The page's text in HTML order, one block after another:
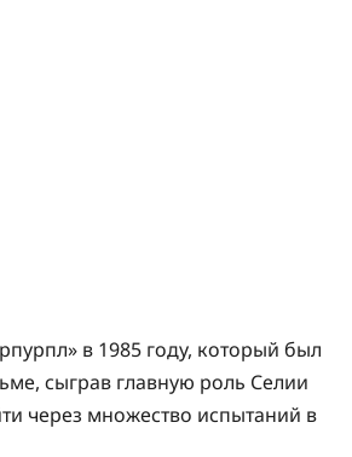
в 1985 году, который был
сыграв главную роль Селии
через множество испытаний в